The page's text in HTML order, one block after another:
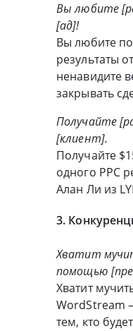
Вы любите
[ад]!
Вы любите
результаты
ненавидите
закрывать
Получайте
[клиент].
Получайте
одного PPC
Алан Ли из
3.
Хватит
помощью
Хватит
WordStream
тем, кто